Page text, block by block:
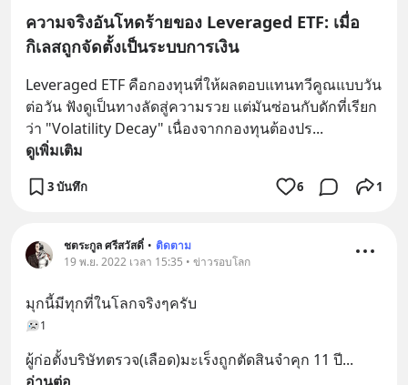
ความจริงอันโหดร้ายของ Leveraged ETF: เมื่อ
กิเลสถูกจัดตั้งเป็นระบบการเงิน
Leveraged ETF คือกองทุนที่ให้ผลตอบแทนทวีคูณแบบวัน
ต่อวัน ฟังดูเป็นทางลัดสู่ความรวย แต่มันซ่อนกับดักที่เรียก
ว่า "Volatility Decay" เนื่องจากกองทุนต้องปร...
ดูเพิ่มเติม
3 บันทึก 6 1
ชตระกูล ศรีสวัสดิ์ • ติดตาม
19 พ.ย. 2022 เวลา 15:35 • ข่าวรอบโลก
มุกนี้มีทุกที่ในโลกจริงๆครับ
1
ผู้ก่อตั้งบริษัทตรวจ(เลือด)มะเร็งถูกตัดสินจำคุก 11 ปี